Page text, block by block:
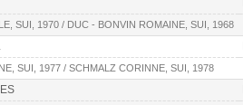
SUI, 1970 / DUC - BONVIN ROMAINE, SUI, 1968
SUI, 1977 / SCHMALZ CORINNE, SUI, 1978